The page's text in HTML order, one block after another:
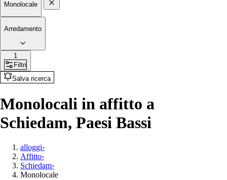
Monolocale
Arredamento
1
Filtri
Salva ricerca
Monolocali in affitto a
Schiedam, Paesi Bassi
alloggi›
Affitto›
Schiedam›
Monolocale